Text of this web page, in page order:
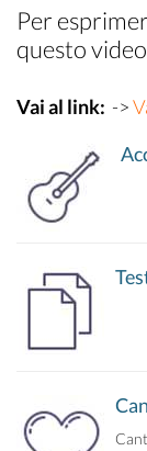
Per
questo video
Vai al link: ->